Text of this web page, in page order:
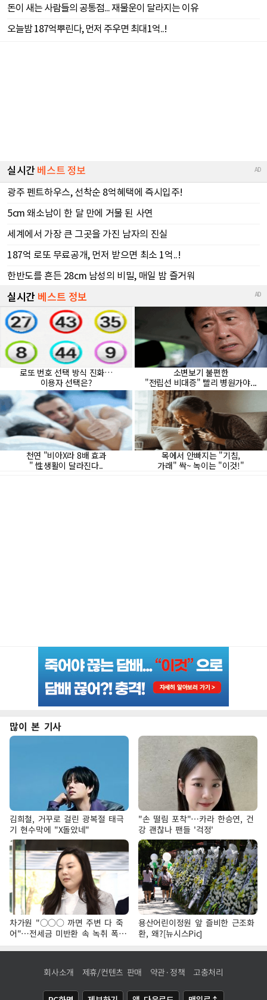
많이 본 기사
김희철, 거꾸로 걸린 광복절 태극
기 현수막에 "X돌았네"
"손 떨림 포착"…카라 한승연, 건
강 괜찮나 팬들 '걱정'
차가원 "○○○ 까면 주변 다 죽
어"…전세금 미반환 속 녹취 폭로
파장
용산어린이정원 앞 즐비한 근조화
환, 왜?[뉴시스Pic]
회사소개 제휴/컨텐츠 판매 약관·정책 고충처리